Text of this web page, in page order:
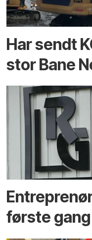
Har sendt
stor Bane
første